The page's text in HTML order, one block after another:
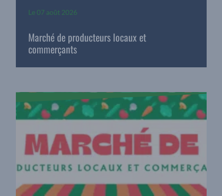
Le 07 août 2026
Marché de producteurs locaux et
commerçants